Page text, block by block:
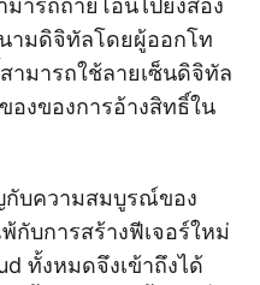
ารถถ่ายโอนไปยังสอง
ามดิจิทัลโดยผู้ออกโท
ามารถใช้ลายเซ็นดิจิทัล
องของการอ้างสิทธิ์ใน
กับความสมบูรณ์ของ
กับการสร้างฟีเจอร์ใหม่
ทั้งหมดจึงเข้าถึงได้